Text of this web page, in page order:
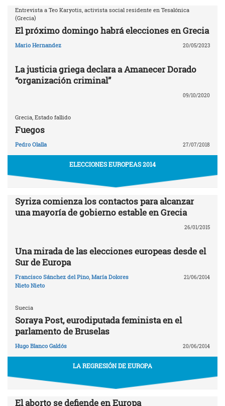
Entrevista a Teo Karyotis, activista social residente en Tesalónica
(Grecia)
El próximo domingo habrá elecciones en Grecia
Mario Hernandez 20/05/2023
La justicia griega declara a Amanecer Dorado
“organización criminal”
09/10/2020
Grecia, Estado fallido
Fuegos
Pedro Olalla 27/07/2018
ELECCIONES EUROPEAS 2014
Syriza comienza los contactos para alcanzar
una mayoría de gobierno estable en Grecia
26/01/2015
Una mirada de las elecciones europeas desde el
Sur de Europa
Francisco Sánchez del Pino, María Dolores
Nieto Nieto
21/06/2014
Suecia
Soraya Post, eurodiputada feminista en el
parlamento de Bruselas
Hugo Blanco Galdós 20/06/2014
LA REGRESIÓN DE EUROPA
El aborto se defiende en Europa